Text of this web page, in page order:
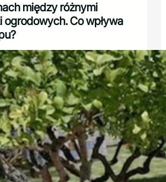
między różnymi
ogrodowych. Co wpływa